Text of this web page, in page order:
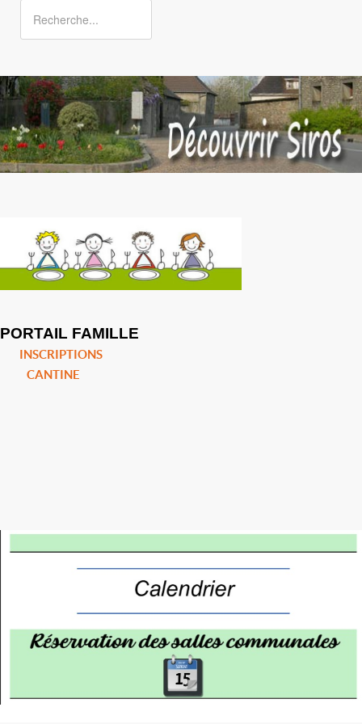
PORTAIL FAMILLE
INSCRIPTIONS
CANTINE